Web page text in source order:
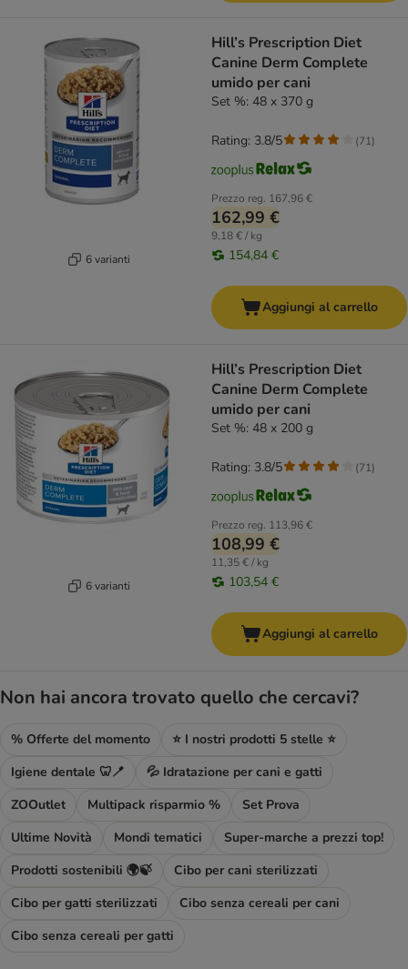
6 varianti
Hill’s Prescription Diet
Canine Derm Complete
umido per cani
Set %: 48 x 370 g
Prezzo reg. 167,96 €
162,99 €
9,18 € / kg
154,84 €
Rating: 3.8/5 (71)
Aggiungi al carrello
6 varianti
Hill’s Prescription Diet
Canine Derm Complete
umido per cani
Set %: 48 x 200 g
Prezzo reg. 113,96 €
108,99 €
11,35 € / kg
103,54 €
Rating: 3.8/5 (71)
Aggiungi al carrello
Non hai ancora trovato quello che cercavi?
% Offerte del momento
⭐ I nostri prodotti 5 stelle ⭐
Igiene dentale 🦷🪥
💦 Idratazione per cani e gatti
ZOOutlet
Multipack risparmio %
Set Prova
Ultime Novità
Mondi tematici
Super-marche a prezzi top!
Prodotti sostenibili 🌍🍃
Cibo per cani sterilizzati
Cibo per gatti sterilizzati
Cibo senza cereali per cani
Cibo senza cereali per gatti